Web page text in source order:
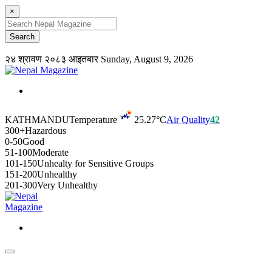
×
२४ श्रावण २०८३ आइतबारSunday, August 9, 2026
KATHMANDUTemperature 25.27°CAir Quality42
300+Hazardous
0-50Good
51-100Moderate
101-150Unhealty for Sensitive Groups
151-200Unhealthy
201-300Very Unhealthy